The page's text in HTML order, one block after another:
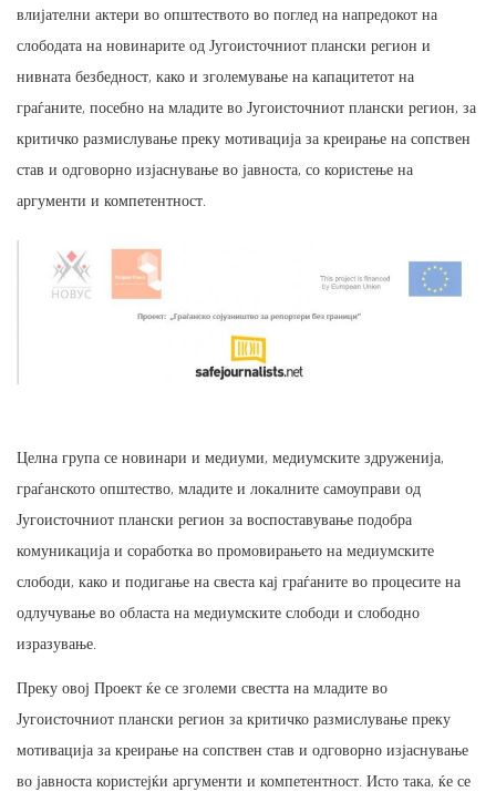
влијателни актери во општеството во поглед на напредокот на
слободата на новинарите од Југоисточниот плански регион и
нивната безбедност, како и зголемување на капацитетот на
граѓаните, посебно на младите во Југоисточниот плански регион, за
критичко размислување преку мотивација за креирање на сопствен
став и одговорно изјаснување во јавноста, со користење на
аргументи и компетентност.
Целна група се новинари и медиуми, медиумските здруженија,
граѓанското општество, младите и локалните самоуправи од
Југоисточниот плански регион за воспоставување подобра
комуникација и соработка во промовирањето на медиумските
слободи, како и подигање на свеста кај граѓаните во процесите на
одлучување во областа на медиумските слободи и слободно
изразување.
Преку овој Проект ќе се зголеми свестта на младите во
Југоисточниот плански регион за критичко размислување преку
мотивација за креирање на сопствен став и одговорно изјаснување
во јавноста користејќи аргументи и компетентност. Исто така, ќе се